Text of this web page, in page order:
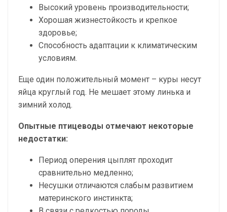
Высокий уровень производительности;
Хорошая жизнестойкость и крепкое
здоровье;
Способность адаптации к климатическим
условиям.
Еще один положительный момент – куры несут
яйца круглый год. Не мешает этому линька и
зимний холод.
Опытные птицеводы отмечают некоторые
недостатки:
Период оперения цыплят проходит
сравнительно медленно;
Несушки отличаются слабым развитием
материнского инстинкта;